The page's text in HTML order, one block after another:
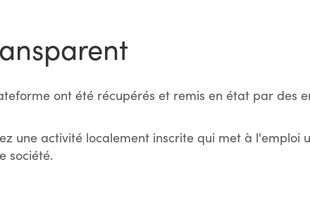
ont été récupérés et remis en état par des
une activité localement inscrite qui met à
société.